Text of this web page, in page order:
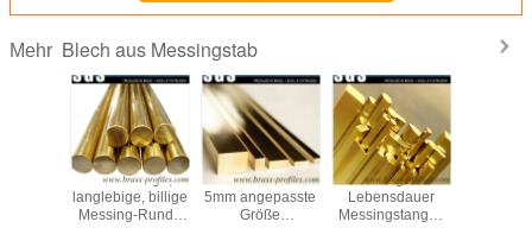
Mehr Blech aus Messingstab
Hochwertige,
langlebige, billige
Messing-Runde
Anticorrosion MIN
5mm angepasste
Größe
Lange
Lebensdauer
Messingstange /